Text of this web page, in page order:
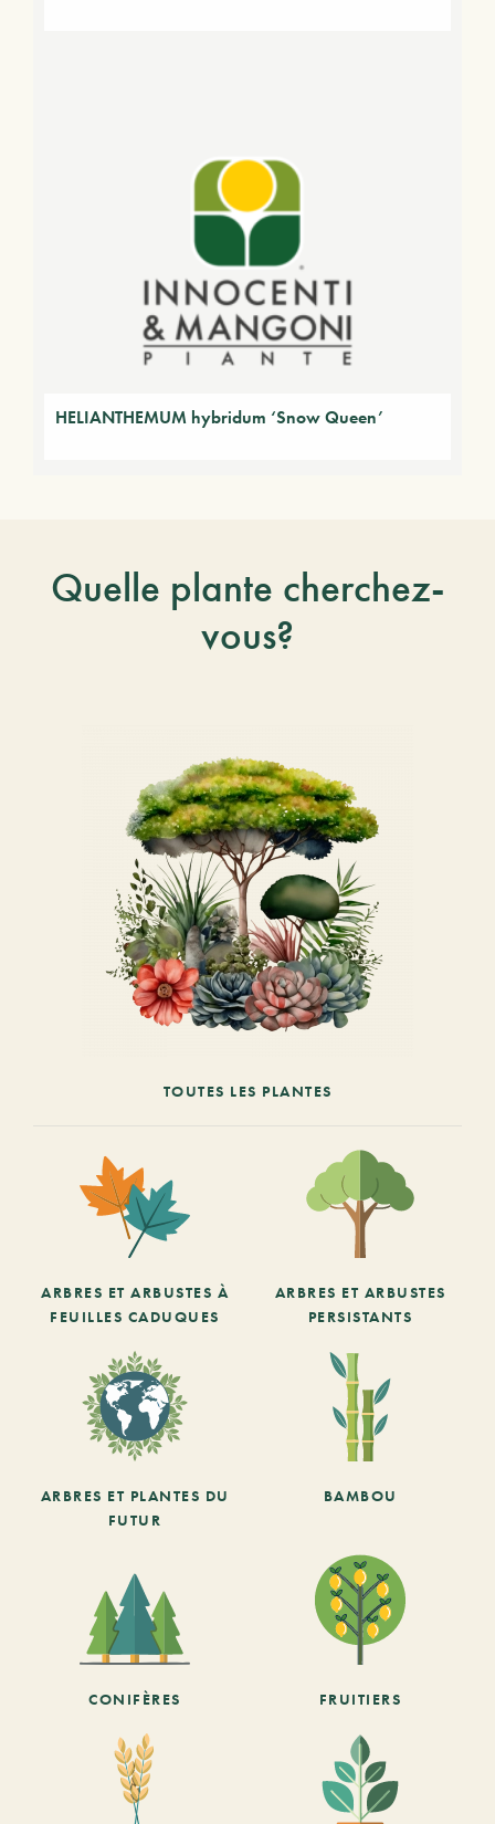
HELIANTHEMUM hybridum ‘Snow Queen’
Quelle plante cherchez-
vous?
TOUTES LES PLANTES
ARBRES ET ARBUSTES À
FEUILLES CADUQUES
ARBRES ET ARBUSTES
PERSISTANTS
ARBRES ET PLANTES DU
FUTUR
BAMBOU
CONIFÈRES FRUITIERS